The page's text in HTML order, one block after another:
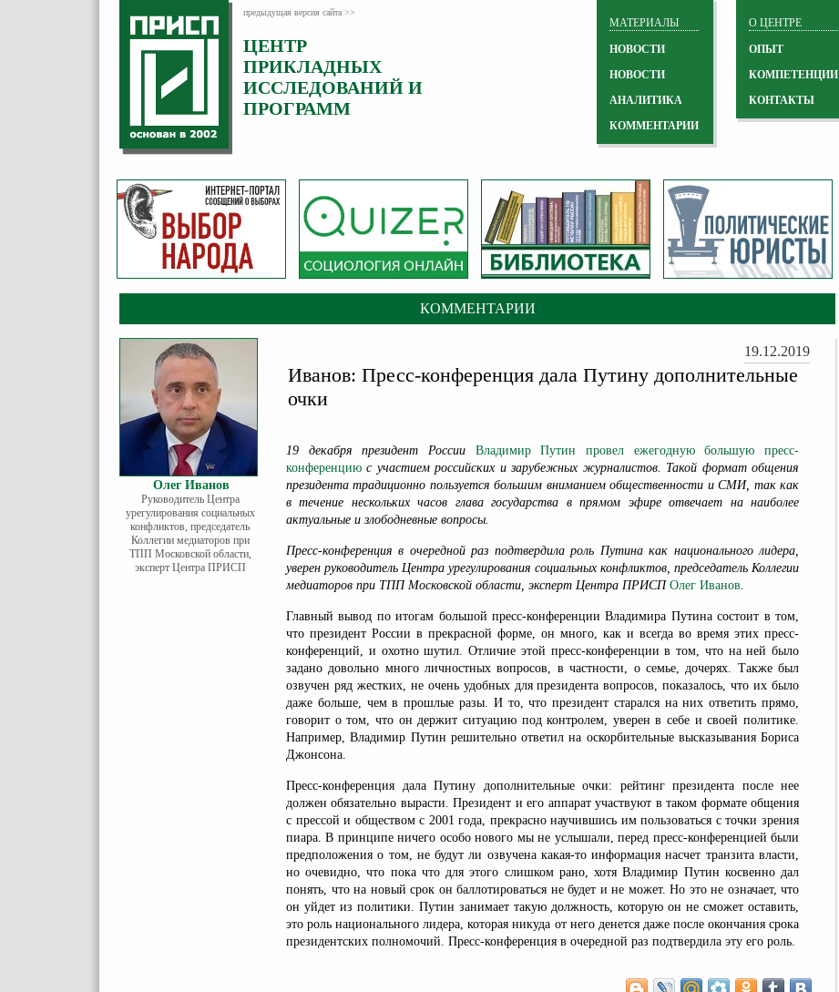
предыдущая версия сайта >>
ЦЕНТР
ПРИКЛАДНЫХ
ИССЛЕДОВАНИЙ И
ПРОГРАММ
О ЦЕНТРЕ
ОПЫТ
КОМПЕТЕНЦИИ
КОНТАКТЫ
МАТЕРИАЛЫ
НОВОСТИ
НОВОСТИ
АНАЛИТИКА
КОММЕНТАРИИ
КОММЕНТАРИИ
Олег Иванов
Руководитель Центра
урегулирования социальных
конфликтов, председатель
Коллегии медиаторов при
ТПП Московской области,
эксперт Центра ПРИСП
19.12.2019
Иванов: Пресс-конференция дала Путину дополнительные
очки
19 декабря президент России Владимир Путин провел ежегодную большую пресс-
конференцию с участием российских и зарубежных журналистов. Такой формат общения
президента традиционно пользуется большим вниманием общественности и СМИ, так как
в течение нескольких часов глава государства в прямом эфире отвечает на наиболее
актуальные и злободневные вопросы.
Пресс-конференция в очередной раз подтвердила роль Путина как национального лидера,
уверен руководитель Центра урегулирования социальных конфликтов, председатель Коллегии
медиаторов при ТПП Московской области, эксперт Центра ПРИСП Олег Иванов.
Главный вывод по итогам большой пресс-конференции Владимира Путина состоит в том,
что президент России в прекрасной форме, он много, как и всегда во время этих пресс-
конференций, и охотно шутил. Отличие этой пресс-конференции в том, что на ней было
задано довольно много личностных вопросов, в частности, о семье, дочерях. Также был
озвучен ряд жестких, не очень удобных для президента вопросов, показалось, что их было
даже больше, чем в прошлые разы. И то, что президент старался на них ответить прямо,
говорит о том, что он держит ситуацию под контролем, уверен в себе и своей политике.
Например, Владимир Путин решительно ответил на оскорбительные высказывания Бориса
Джонсона.
Пресс-конференция дала Путину дополнительные очки: рейтинг президента после нее
должен обязательно вырасти. Президент и его аппарат участвуют в таком формате общения
с прессой и обществом с 2001 года, прекрасно научившись им пользоваться с точки зрения
пиара. В принципе ничего особо нового мы не услышали, перед пресс-конференцией были
предположения о том, не будут ли озвучена какая-то информация насчет транзита власти,
но очевидно, что пока что для этого слишком рано, хотя Владимир Путин косвенно дал
понять, что на новый срок он баллотироваться не будет и не может. Но это не означает, что
он уйдет из политики. Путин занимает такую должность, которую он не сможет оставить,
это роль национального лидера, которая никуда от него денется даже после окончания срока
президентских полномочий. Пресс-конференция в очередной раз подтвердила эту его роль.